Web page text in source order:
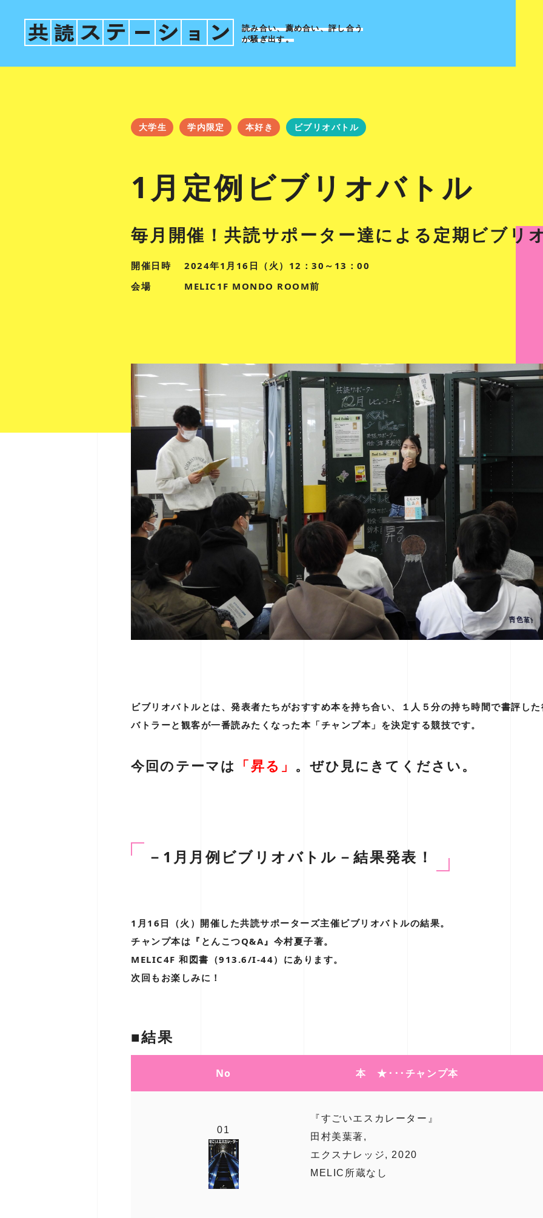
読み合い、薦め合い、評し合う
が騒ぎ出す。
大学生 学内限定 本好き ビブリオバトル
1月定例ビブリオバトル
毎月開催！共読サポーター達による定期ビブリ
開催日時
2024年1月16日（火）12：30～13：00
会場
MELIC1F MONDO ROOM前
ビブリオバトルとは、発表者たちがおすすめ本を持ち合い、１人５分の持ち時間で書評し
バトラーと観客が一番読みたくなった本「チャンプ本」を決定する競技です。
今回のテーマは 「昇る 」 。ぜひ見にきてください。
－1月月例ビブリオバトル－結果発表！
1月16日（火）開催した共読サポーターズ主催ビブリオバトルの結果。
チャンプ本は『とんこつQ&A』今村夏子著。
MELIC4F 和図書（913.6/I-44）にあります。
次回もお楽しみに！
■結果
No 本 ★･･･チャンプ本
『すごいエスカレーター』
田村美葉著,
エクスナレッジ, 2020
MELIC所蔵なし